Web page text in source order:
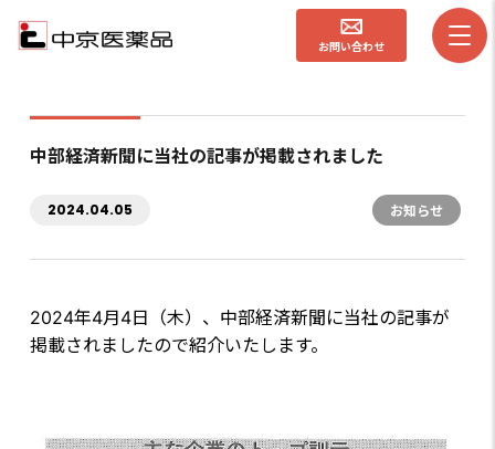
お問い合わせ
中部経済新聞に当社の記事が掲載されました
2024.04.05 お知らせ
2024年4月4日（木）、中部経済新聞に当社の記事が
掲載されましたので紹介いたします。